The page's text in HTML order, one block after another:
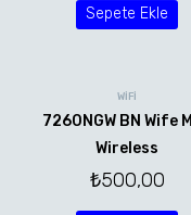
Sepete Ekle
WİFİ
7260NGW BN Wife
Wireless
₺500,00